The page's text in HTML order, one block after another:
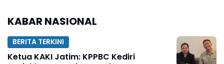
Atlet Nasional
KABAR NASIONAL
BERITA TERKINI
Ketua KAKI Jatim: KPPBC Kediri